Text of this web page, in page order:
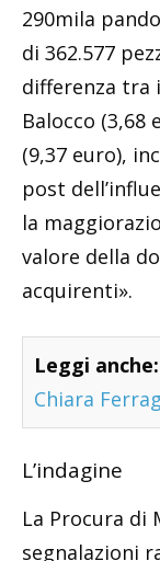
290mila
di 362.577
differenza tra
Balocco
(9,37 euro),
post
la
valore della
acquirenti».
Leggi anche:
Chiara
L’indagine
La Procura di
segnalazioni